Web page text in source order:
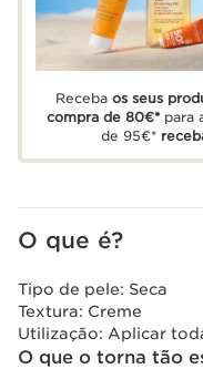
Recebaos seus
compra de 80€* para
de 95€*
O que é?
Tipo de pele: Seca
Textura: Creme
Utilização: Aplicar
O que o torna tão